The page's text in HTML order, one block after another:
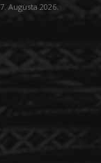
7. Augusta 2026.